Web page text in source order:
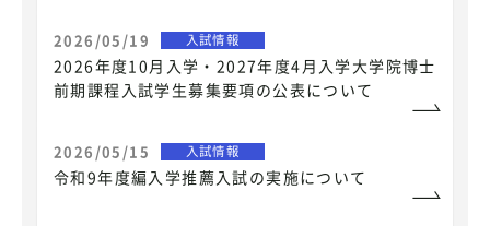
2026/05/19 入試情報
2026年度10月入学・2027年度4月入学大学院博士
前期課程入試学生募集要項の公表について
2026/05/15 入試情報
令和9年度編入学推薦入試の実施について